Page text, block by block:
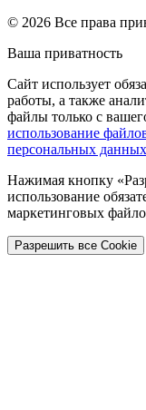
© 2026 Все права
Ваша приватность
Сайт использует
работы, а также
файлы только с
использование
персональных данных
Нажимая кнопку
использование
маркетинговых
Разрешить все Cookie